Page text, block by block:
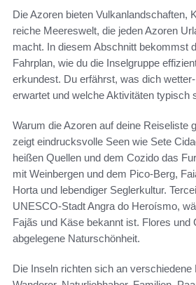
Die Azoren bieten Vulkanlandschaften,
reiche Meereswelt, die jeden Azoren
macht. In diesem Abschnitt bekommst
Fahrplan, wie du die Inselgruppe
erkundest. Du erfährst, was dich
erwartet und welche Aktivitäten typisch
Warum die Azoren auf deine Reiseliste
zeigt eindrucksvolle Seen wie Sete
heißen Quellen und dem Cozido das
mit Weinbergen und dem Pico-Berg,
Horta und lebendiger Seglerkultur.
UNESCO-Stadt Angra do Heroísmo,
Fajãs und Käse bekannt ist. Flores und
abgelegene Naturschönheit.
Die Inseln richten sich an verschiedene